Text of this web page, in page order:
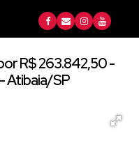
R$ 263.842,50 -
Atibaia/SP